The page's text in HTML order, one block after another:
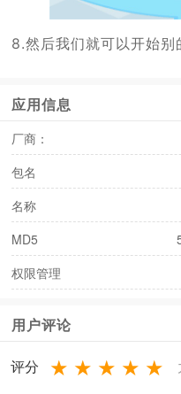
8.然后我们就可以开始别
应用信息
厂商：
包名
名称
MD5
权限管理
用户评论
评分 ★ ★ ★ ★ ★